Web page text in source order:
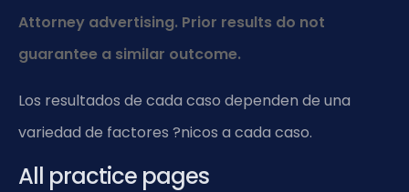
Attorney advertising. Prior results do not
guarantee a similar outcome.
Los resultados de cada caso dependen de una
variedad de factores ?nicos a cada caso.
All practice pages